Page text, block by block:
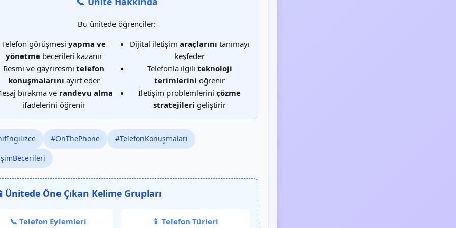
Bu ünitede öğrenciler:
Telefon görüşmesi yapma ve
yönetmebecerileri kazanır
Resmi ve gayriresmi telefon
konuşmalarını ayırt eder
bırakma ve randevu alma
ifadelerini öğrenir
Dijital iletişim araçlarını tanımayı
keşfeder
Telefonla ilgili teknoloji
terimlerini öğrenir
İletişim problemlerini çözme
stratejileri geliştirir
#OnThePhone
#TelefonKonuşmaları
Ünitede Öne Çıkan Kelime Grupları
📞 Telefon Eylemleri 📱 Telefon Türleri